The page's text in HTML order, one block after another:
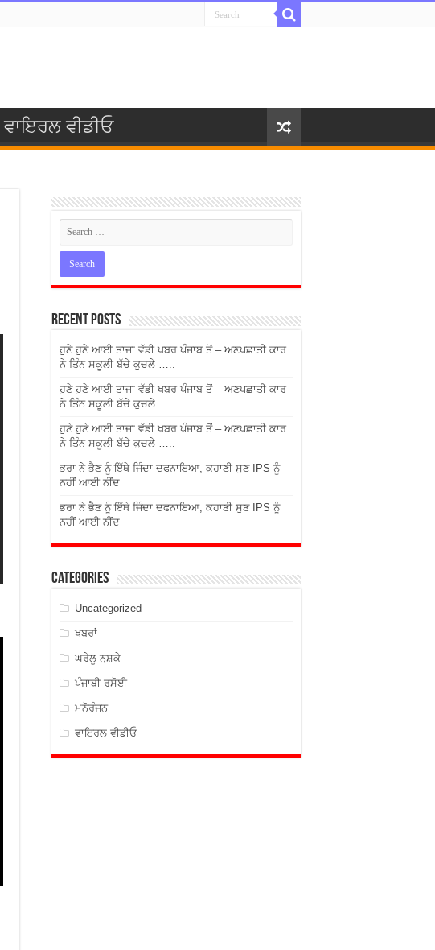
ਵਾਇਰਲ ਵੀਡੀਓ
Recent Posts
ਹੁਣੇ ਹੁਣੇ ਆਈ ਤਾਜਾ ਵੱਡੀ ਖਬਰ ਪੰਜਾਬ ਤੋਂ – ਅਣਪਛਾਤੀ ਕਾਰ
ਨੇ ਤਿੰਨ ਸਕੂਲੀ ਬੱਚੇ ਕੁਚਲੇ …..
ਹੁਣੇ ਹੁਣੇ ਆਈ ਤਾਜਾ ਵੱਡੀ ਖਬਰ ਪੰਜਾਬ ਤੋਂ – ਅਣਪਛਾਤੀ ਕਾਰ
ਨੇ ਤਿੰਨ ਸਕੂਲੀ ਬੱਚੇ ਕੁਚਲੇ …..
ਹੁਣੇ ਹੁਣੇ ਆਈ ਤਾਜਾ ਵੱਡੀ ਖਬਰ ਪੰਜਾਬ ਤੋਂ – ਅਣਪਛਾਤੀ ਕਾਰ
ਨੇ ਤਿੰਨ ਸਕੂਲੀ ਬੱਚੇ ਕੁਚਲੇ …..
ਭਰਾ ਨੇ ਭੈਣ ਨੂੰ ਇੱਥੇ ਜਿੰਦਾ ਦਫਨਾਇਆ, ਕਹਾਣੀ ਸੁਣ IPS ਨੂੰ
ਨਹੀਂ ਆਈ ਨੀਂਦ
ਭਰਾ ਨੇ ਭੈਣ ਨੂੰ ਇੱਥੇ ਜਿੰਦਾ ਦਫਨਾਇਆ, ਕਹਾਣੀ ਸੁਣ IPS ਨੂੰ
ਨਹੀਂ ਆਈ ਨੀਂਦ
Categories
Uncategorized
ਖਬਰਾਂ
ਘਰੇਲੂ ਨੁਸ਼ਕੇ
ਪੰਜਾਬੀ ਰਸੋਈ
ਮਨੋਰੰਜਨ
ਵਾਇਰਲ ਵੀਡੀਓ